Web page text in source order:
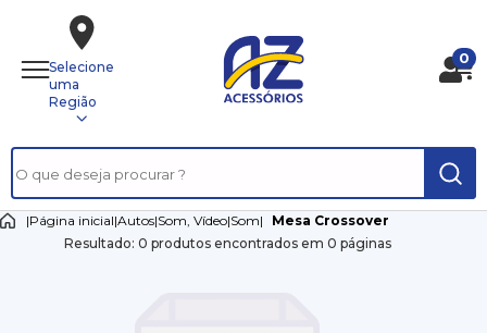
Selecione
uma
Região
0
|Página inicial|Autos|Som, Vídeo|Som|
Mesa Crossover
Resultado: 0 produtos encontrados em 0 páginas